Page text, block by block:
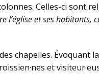
Celles-ci sont
l’église et ses
chapelles. Évoquant
et